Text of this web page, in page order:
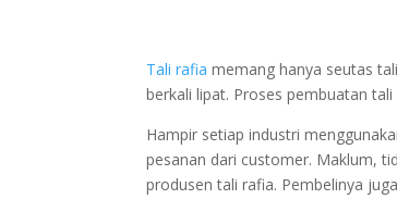
Tali rafia memang hanya seutas
berkali lipat. Proses pembuatan
Hampir setiap industri
pesanan dari customer. Maklum,
produsen tali rafia. Pembelinya